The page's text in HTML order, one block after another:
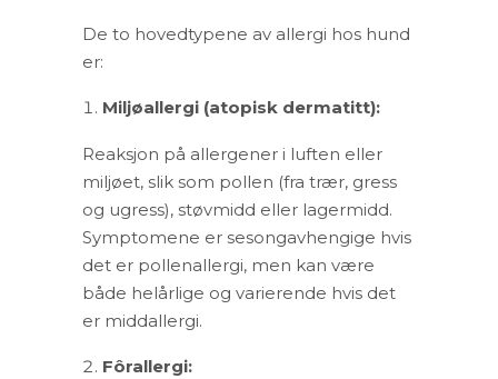
De to hovedtypene av allergi hos hund
er:
Miljøallergi (atopisk dermatitt):
Reaksjon på allergener i luften eller
miljøet, slik som pollen (fra trær, gress
og ugress), støvmidd eller lagermidd.
Symptomene er sesongavhengige hvis
det er pollenallergi, men kan være
både helårlige og varierende hvis det
er middallergi.
Fôrallergi: